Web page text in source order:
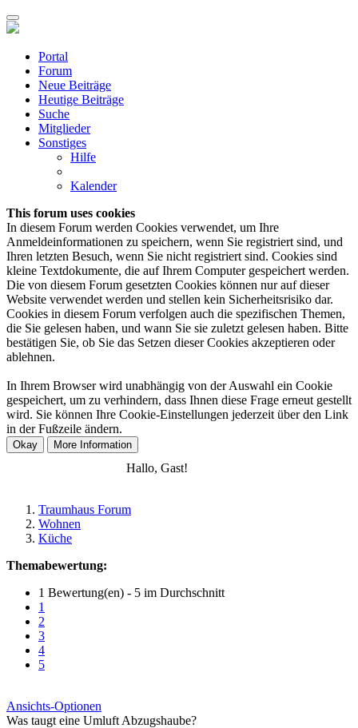
Portal
Forum
Neue Beiträge
Heutige Beiträge
Suche
Mitglieder
Sonstiges
Hilfe
Kalender
This forum uses cookies
In diesem Forum werden Cookies verwendet, um Ihre
Anmeldeinformationen zu speichern, wenn Sie registriert sind, und
Ihren letzten Besuch, wenn Sie nicht registriert sind. Cookies sind
kleine Textdokumente, die auf Ihrem Computer gespeichert werden.
Die von diesem Forum gesetzten Cookies können nur auf dieser
Website verwendet werden und stellen kein Sicherheitsrisiko dar.
Cookies in diesem Forum verfolgen auch die spezifischen Themen,
die Sie gelesen haben, und wann Sie sie zuletzt gelesen haben. Bitte
bestätigen Sie, ob Sie das Setzen dieser Cookies akzeptieren oder
ablehnen.
In Ihrem Browser wird unabhängig von der Auswahl ein Cookie
gespeichert, um zu verhindern, dass Ihnen diese Frage erneut gestellt
wird. Sie können Ihre Cookie-Einstellungen jederzeit über den Link
in der Fußzeile ändern.
Hallo, Gast!
Traumhaus Forum
Wohnen
Küche
Themabewertung:
1 Bewertung(en) - 5 im Durchschnitt
1
2
3
4
5
Ansichts-Optionen
Was taugt eine Umluft Abzugshaube?